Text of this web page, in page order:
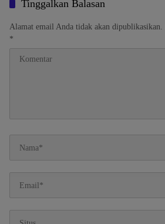
Tinggalkan Balasan
Alamat email Anda tidak akan dipublikasikan.
*